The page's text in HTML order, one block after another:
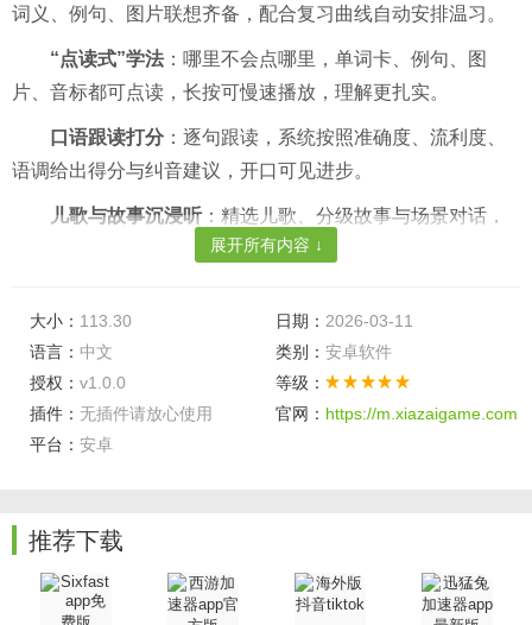
词义、例句、图片联想齐备，配合复习曲线自动安排温习。
“点读式”学法 ：哪里不会点哪里，单词卡、例句、图
片、音标都可点读，长按可慢速播放，理解更扎实。
口语跟读打分 ：逐句跟读，系统按照准确度、流利度、
语调给出得分与纠音建议，开口可见进步。
儿歌与故事沉浸听 ：精选儿歌、分级故事与场景对话，
配字幕与关键词汇，一边听一边学。
段”，自动生成今日任务与剩余天数。
成长激励体系
：打卡日历、勋章收集、排行榜鼓励机
制，让孩子在成就感中坚持。
展开所有内容 ↓
大小： 113.30 日期： 2026-03-11
语言： 中文 类别： 安卓软件
授权： v1.0.0
等级：
插件： 无插件请放心使用 官网： https://m.xiazaigame.com
平台： 安卓
推荐下载